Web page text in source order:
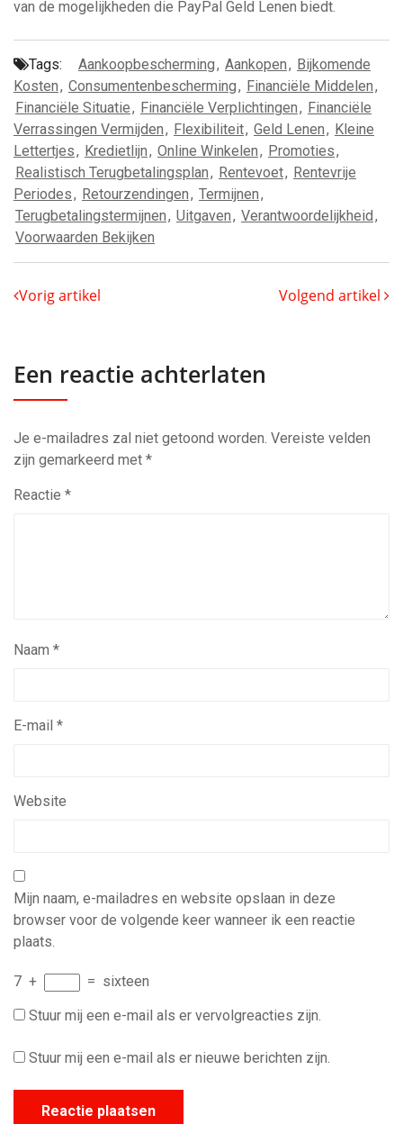
van de mogelijkheden die PayPal Geld Lenen biedt.
Tags: Aankoopbescherming, Aankopen, Bijkomende
Kosten, Consumentenbescherming, Financiële Middelen,
Financiële Situatie, Financiële Verplichtingen, Financiële
Verrassingen Vermijden, Flexibiliteit, Geld Lenen, Kleine
Lettertjes, Kredietlijn, Online Winkelen, Promoties,
Realistisch Terugbetalingsplan, Rentevoet, Rentevrije
Periodes, Retourzendingen, Termijnen,
Terugbetalingstermijnen, Uitgaven, Verantwoordelijkheid,
Voorwaarden Bekijken
Vorig artikel Volgend artikel
Een reactie achterlaten
Je e-mailadres zal niet getoond worden. Vereiste velden
zijn gemarkeerd met *
Reactie *
Naam *
E-mail *
Website
Mijn naam, e-mailadres en website opslaan in deze
browser voor de volgende keer wanneer ik een reactie
plaats.
7 + = sixteen
Stuur mij een e-mail als er vervolgreacties zijn.
Stuur mij een e-mail als er nieuwe berichten zijn.